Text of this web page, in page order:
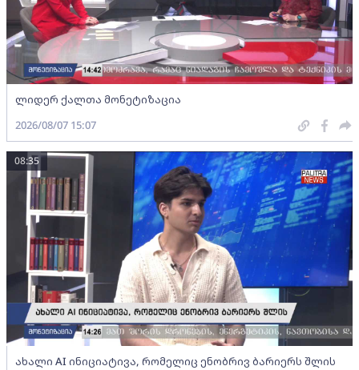
ლიდერ ქალთა მონეტიზაცია
2026/08/07 15:07
ახალი AI ინიციატივა, რომელიც ენობრივ ბარიერს შლის
08:35